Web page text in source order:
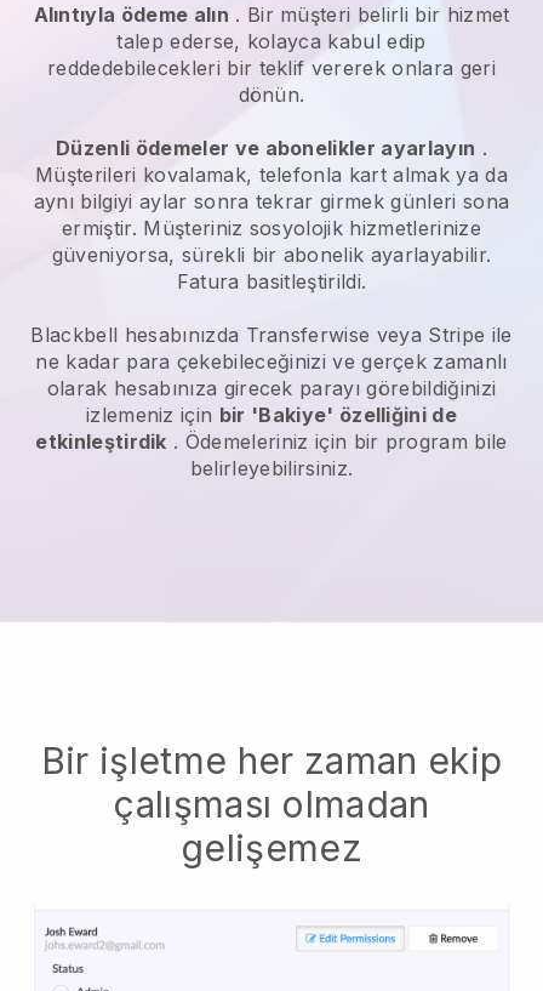
Alıntıyla ödeme alın . Bir müşteri belirli bir hizmet
talep ederse, kolayca kabul edip
reddedebilecekleri bir teklif vererek onlara geri
dönün.
Düzenli ödemeler ve abonelikler ayarlayın .
Müşterileri kovalamak, telefonla kart almak ya da
aynı bilgiyi aylar sonra tekrar girmek günleri sona
ermiştir. Müşteriniz sosyolojik hizmetlerinize
güveniyorsa, sürekli bir abonelik ayarlayabilir.
Fatura basitleştirildi.
Blackbell hesabınızda Transferwise veya Stripe ile
ne kadar para çekebileceğinizi ve gerçek zamanlı
olarak hesabınıza girecek parayı görebildiğinizi
izlemeniz için bir 'Bakiye' özelliğini de
etkinleştirdik . Ödemeleriniz için bir program bile
belirleyebilirsiniz.
Bir işletme her zaman ekip
çalışması olmadan
gelişemez